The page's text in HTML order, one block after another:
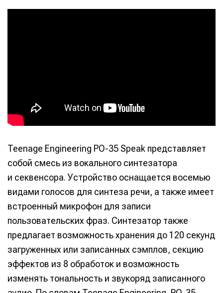
Teenage Engineering PO-35 Speak представляет
собой смесь из вокального синтезатора
и секвенсора. Устройство оснащается восемью
видами голосов для синтеза речи, а также имеет
встроенный микрофон для записи
пользовательских фраз. Синтезатор также
предлагает возможность хранения до 120 секунд
загруженных или записанных сэмплов, секцию
эффектов из 8 обработок и возможность
изменять тональность и звукоряд записанного